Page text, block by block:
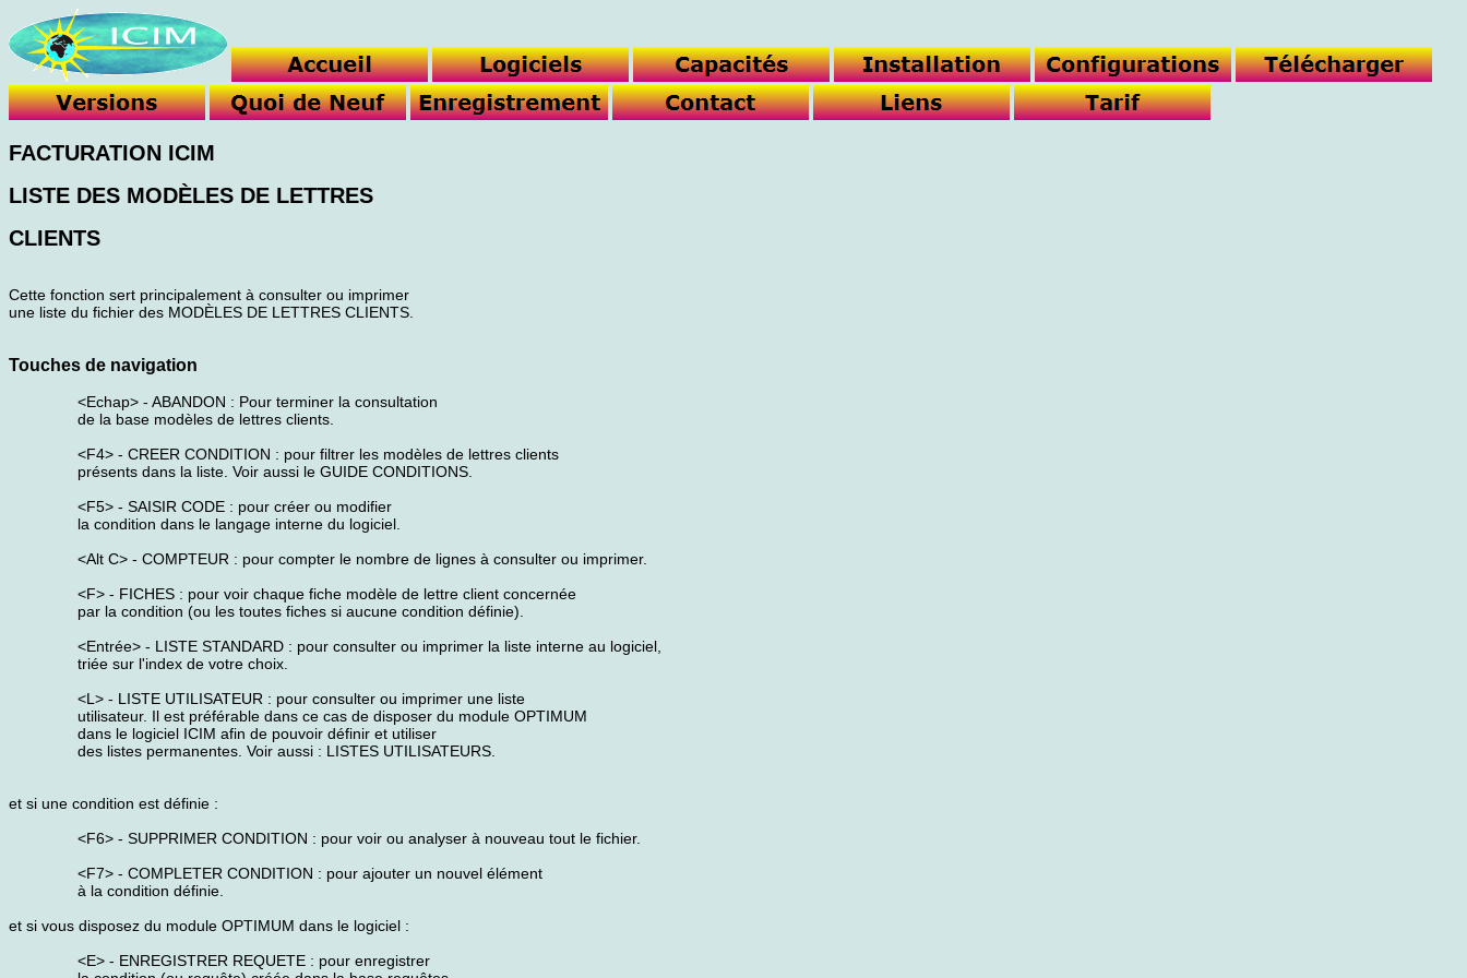
FACTURATION ICIM
LISTE DES MODÈLES DE LETTRES
CLIENTS
Cette fonction sert principalement à consulter ou imprimer
une liste du fichier des MODÈLES DE LETTRES CLIENTS.
Touches de navigation
<Echap> - ABANDON : Pour terminer la consultation
de la base modèles de lettres clients.
<F4> - CREER CONDITION : pour filtrer les modèles de lettres clients
présents dans la liste. Voir aussi le GUIDE CONDITIONS.
<F5> - SAISIR CODE : pour créer ou modifier
la condition dans le langage interne du logiciel.
<Alt C> - COMPTEUR : pour compter le nombre de lignes à consulter ou imprimer.
<F> - FICHES : pour voir chaque fiche modèle de lettre client concernée
par la condition (ou les toutes fiches si aucune condition définie).
<Entrée> - LISTE STANDARD : pour consulter ou imprimer la liste interne au logiciel,
triée sur l'index de votre choix.
<L> - LISTE UTILISATEUR : pour consulter ou imprimer une liste
utilisateur. Il est préférable dans ce cas de disposer du module OPTIMUM
dans le logiciel ICIM afin de pouvoir définir et utiliser
des listes permanentes. Voir aussi : LISTES UTILISATEURS.
et si une condition est définie :
<F6> - SUPPRIMER CONDITION : pour voir ou analyser à nouveau tout le fichier.
<F7> - COMPLETER CONDITION : pour ajouter un nouvel élément
à la condition définie.
et si vous disposez du module OPTIMUM dans le logiciel :
<E> - ENREGISTRER REQUETE : pour enregistrer